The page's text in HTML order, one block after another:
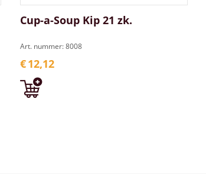
Cup-a-Soup Kip 21 zk.
Art. nummer: 8008
€12,12